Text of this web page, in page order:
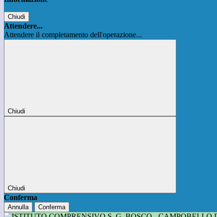
Chiudi
Attendere...
Attendere il completamento dell'operazione...
Chiudi
Chiudi
Conferma
Annulla Conferma